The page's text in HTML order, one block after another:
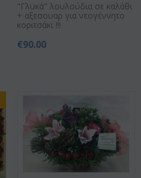
"Γλυκά" λουλούδια σε καλάθι
+ αξεσουαρ για νεογέννητο
κοριτσάκι !!!
€90.00